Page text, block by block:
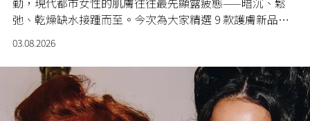
弛、乾燥缺水接踵而至。今次為大家精選 9 款護膚新品，
到腳煥發光彩，在忙碌之餘亦能抽出時間寵愛自己。
03.08.2026